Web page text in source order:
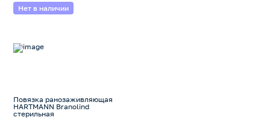
Нет в наличии
Повязка ранозаживляющая
HARTMANN Branolind
стерильная